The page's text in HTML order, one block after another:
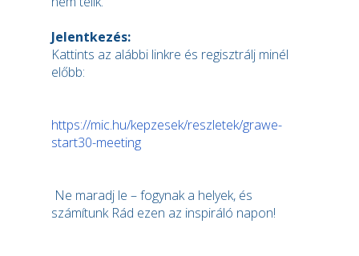
Jelentkezés:
Kattints az alábbi linkre és regisztrálj minél
előbb:
https://mic.hu/kepzesek/reszletek/grawe-
start30-meeting
Ne maradj le – fogynak a helyek, és
számítunk Rád ezen az inspiráló napon!